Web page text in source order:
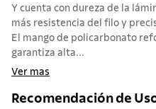
Y cuenta con dureza de la
más resistencia del filo y
El mango de policarbonato
garantiza alta...
Ver mas
Recomendación de